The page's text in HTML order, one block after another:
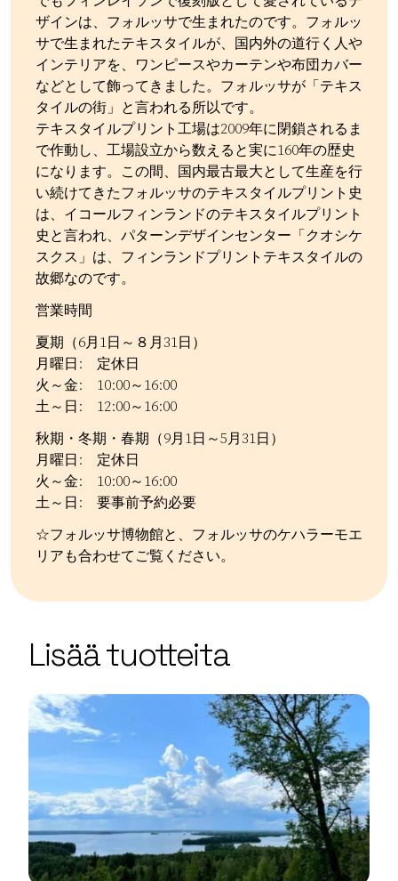
ザインは、フォルッサで生まれたのです。フォルッ
サで生まれたテキスタイルが、国内外の道行く人や
インテリアを、ワンピースやカーテンや布団カバー
などとして飾ってきました。フォルッサが「テキス
タイルの街」と言われる所以です。
テキスタイルプリント工場は2009年に閉鎖されるま
で作動し、工場設立から数えると実に160年の歴史
になります。この間、国内最古最大として生産を行
い続けてきたフォルッサのテキスタイルプリント史
は、イコールフィンランドのテキスタイルプリント
史と言われ、パターンデザインセンター「クオシケ
スクス」は、フィンランドプリントテキスタイルの
故郷なのです。
営業時間
夏期（6月1日～８月31日）
月曜日: 定休日
火～金: 10:00～16:00
土～日: 12:00～16:00
秋期・冬期・春期（9月1日～5月31日）
月曜日: 定休日
火～金: 10:00～16:00
土～日: 要事前予約必要
☆フォルッサ博物館と、フォルッサのケハラーモエ
リアも合わせてご覧ください。
OpenStreetMap
Lisää tuotteita